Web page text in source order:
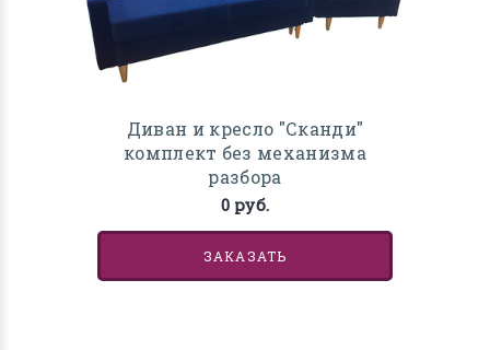
Диван и кресло "Сканди"
комплект без механизма
разбора
0 руб.
ЗАКАЗАТЬ